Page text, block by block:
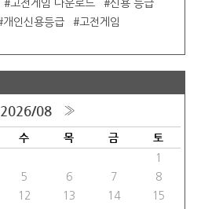
고전게임 다운로드
신용 등급
개인신용등급
고전게임
2026/08 »
수 목 금 토
1
5 6 7
8
12 13 14 15